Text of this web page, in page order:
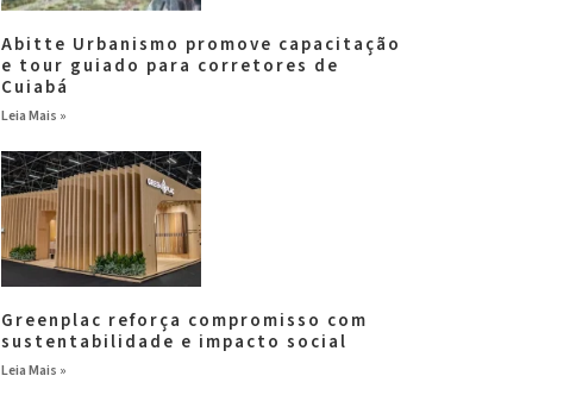
Abitte Urbanismo promove capacitação
e tour guiado para corretores de
Cuiabá
Leia Mais »
Greenplac reforça compromisso com
sustentabilidade e impacto social
Leia Mais »